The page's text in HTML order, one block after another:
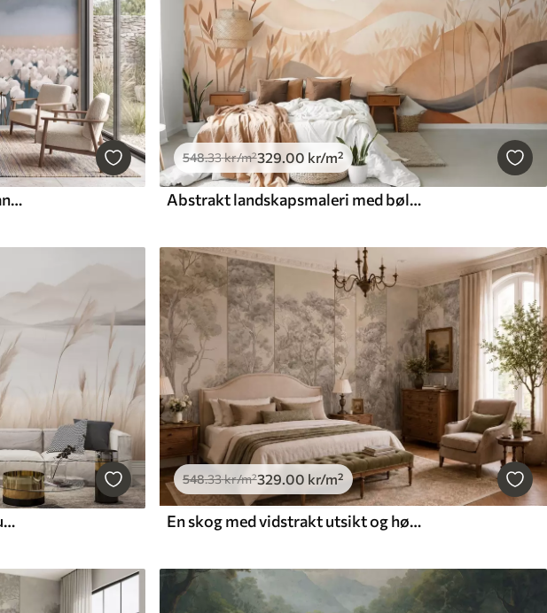
Bomullsmark i et tåkete nordlig landskap, i malerisk stil
548.33kr/m²329 .00 kr/m²
Abstrakt landskapsmaleri med bølgende åser i brune og beige nyanser, teksturert kunstverk
Siv ved en innsjø med fjell i bakgrunnen, malerilignende motiv
548.33kr/m²329.00 kr/m²
En skog med vidstrakt utsikt og høye trær i myke, varme fargetoner